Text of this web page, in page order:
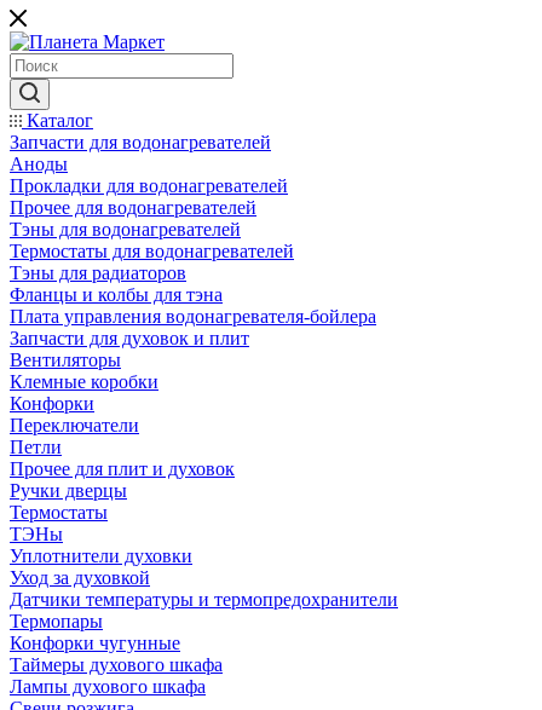
Каталог
Запчасти для водонагревателей
Аноды
Прокладки для водонагревателей
Прочее для водонагревателей
Тэны для водонагревателей
Термостаты для водонагревателей
Тэны для радиаторов
Фланцы и колбы для тэна
Плата управления водонагревателя-бойлера
Запчасти для духовок и плит
Вентиляторы
Клемные коробки
Конфорки
Переключатели
Петли
Прочее для плит и духовок
Ручки дверцы
Термостаты
ТЭНы
Уплотнители духовки
Уход за духовкой
Датчики температуры и термопредохранители
Термопары
Конфорки чугунные
Таймеры духового шкафа
Лампы духового шкафа